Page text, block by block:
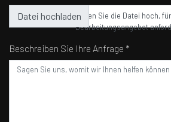
Laden Sie die Datei hoch,
Bearbeitungsangebot
Beschreiben Sie Ihre Anfrage *